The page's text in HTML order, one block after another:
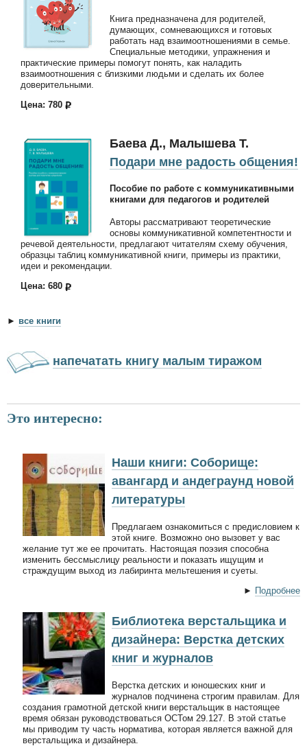
Книга предназначена для родителей,
думающих, сомневающихся и готовых
работать над взаимоотношениями в семье.
Специальные методики, упражнения и
практические примеры помогут понять, как наладить
взаимоотношения с близкими людьми и сделать их более
доверительными.
Цена: 780
Баева Д., Малышева Т.
Подари мне радость общения!
Пособие по работе с коммуникативными
книгами для педагогов и родителей
Авторы рассматривают теоретические
основы коммуникативной компетентности и
речевой деятельности, предлагают читателям схему обучения,
образцы таблиц коммуникативной книги, примеры из практики,
идеи и рекомендации.
Цена: 680
► все книги
напечатать книгу малым тиражом
Это интересно:
Наши книги: Соборище:
авангард и андеграунд новой
литературы
Предлагаем ознакомиться с предисловием к
этой книге. Возможно оно вызовет у вас
желание тут же ее прочитать. Настоящая поэзия способна
изменить бессмыслицу реальности и показать ищущим и
страждущим выход из лабиринта мельтешения и суеты.
► Подробнее
Библиотека верстальщика и
дизайнера: Верстка детских
книг и журналов
Верстка детских и юношеских книг и
журналов подчинена строгим правилам. Для
создания грамотной детской книги верстальщик в настоящее
время обязан руководствоваться ОСТом 29.127. В этой статье
мы приводим ту часть норматива, которая является важной для
верстальщика и дизайнера.